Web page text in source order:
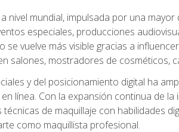
nivel mundial, impulsada por una
especiales, producciones
se vuelve más visible gracias a
salones, mostradores de cosméticos,
y del posicionamiento digital ha
línea. Con la expansión continua de
de maquillaje con habilidades
como maquillista profesional.